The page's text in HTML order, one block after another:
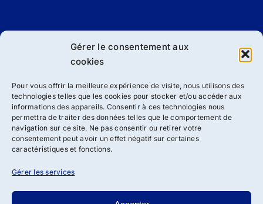
Gérer le consentement aux
cookies
Pour vous offrir la meilleure expérience de visite, nous utilisons des
technologies telles que les cookies pour stocker et/ou accéder aux
informations des appareils. Consentir à ces technologies nous
permettra de traiter des données telles que le comportement de
navigation sur ce site. Ne pas consentir ou retirer votre
consentement peut avoir un effet négatif sur certaines
caractéristiques et fonctions.
Gérer les services
| Tous droits réservés
FacebookInstagram
EmailOrganisation